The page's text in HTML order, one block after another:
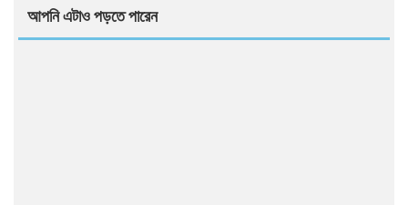
আপনি এটাও পড়তে পারেন